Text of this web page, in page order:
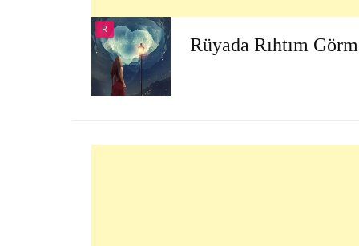
R
Rüyada Rıhtım